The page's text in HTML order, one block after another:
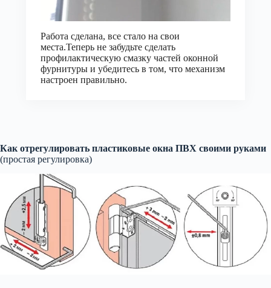
Работа сделана, все стало на свои
места.Теперь не забудьте сделать
профилактическую смазку частей оконной
фурнитуры и убедитесь в том, что механизм
настроен правильно.
Как отрегулировать пластиковые окна ПВХ своими руками
(простая регулировка)